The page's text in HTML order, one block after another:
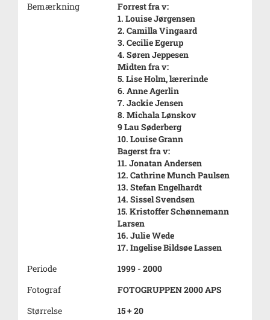
Bemærkning
Forrest fra v:
1. Louise Jørgensen
2. Camilla Vingaard
3. Cecilie Egerup
4. Søren Jeppesen
Midten fra v:
5. Lise Holm, lærerinde
6. Anne Agerlin
7. Jackie Jensen
8. Michala Lønskov
9 Lau Søderberg
10. Louise Grann
Bagerst fra v:
11. Jonatan Andersen
12. Cathrine Munch Paulsen
13. Stefan Engelhardt
14. Sissel Svendsen
15. Kristoffer Schønnemann
Larsen
16. Julie Wede
17. Ingelise Bildsøe Lassen
Periode
1999 - 2000
Fotograf
FOTOGRUPPEN 2000 APS
Størrelse
15 + 20